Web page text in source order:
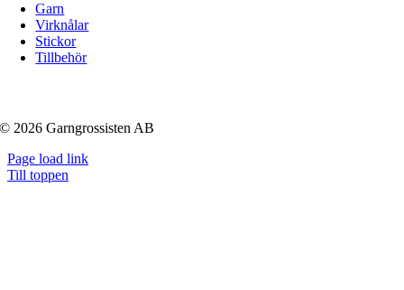
Garn
Virknålar
Stickor
Tillbehör
© 2026 Garngrossisten AB
Page load link
Till toppen